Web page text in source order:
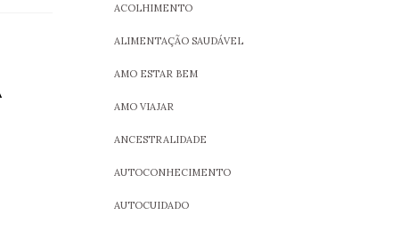
ACOLHIMENTO
ALIMENTAÇÃO SAUDÁVEL
AMO ESTAR BEM
AMO VIAJAR
ANCESTRALIDADE
AUTOCONHECIMENTO
AUTOCUIDADO